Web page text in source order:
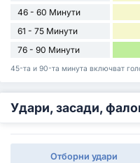
46 - 60 Минути
61 - 75 Минути
76 - 90 Минути
45-та и 90-та минута включват
Удари, засади,
Отборни удари